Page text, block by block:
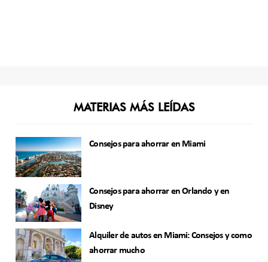
MATERIAS MÁS LEÍDAS
Consejos para ahorrar en Miami
Consejos para ahorrar en Orlando y en
Disney
Alquiler de autos en Miami: Consejos y como
ahorrar mucho